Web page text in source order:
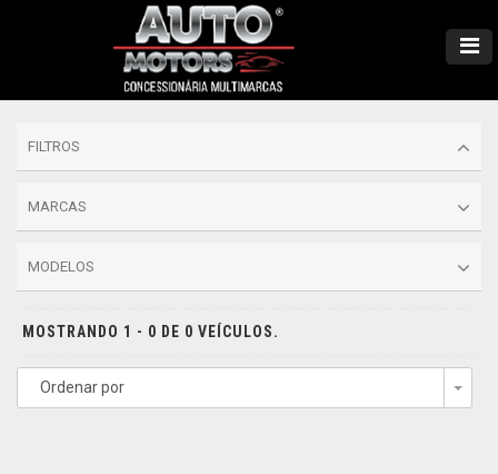
FILTROS
MARCAS
MODELOS
MOSTRANDO 1 - 0 DE 0 VEÍCULOS.
Ordenar por